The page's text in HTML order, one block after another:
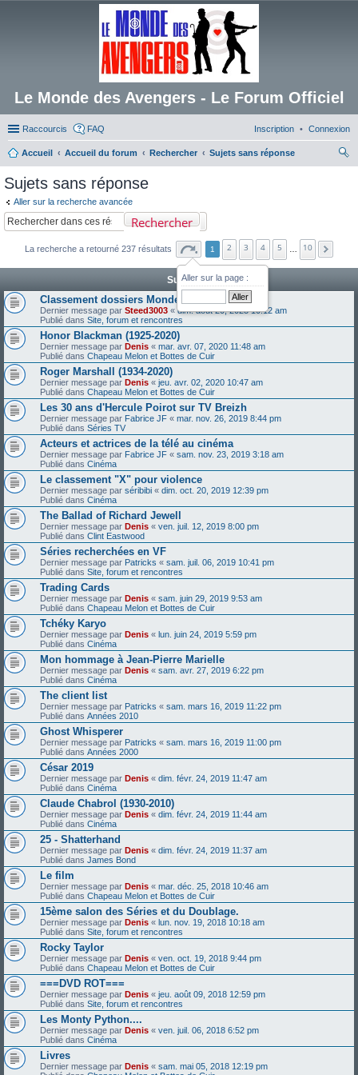
Le Monde des Avengers - Le Forum Officiel
Raccourcis FAQ Connexion
Inscription
Accueil Accueil du forum Rechercher
Sujets sans réponse
Sujets sans réponse
Aller sur la recherche avancée
Rechercher
La recherche a retourné 237 résultats
Aller sur la page :
1 2 3 4 5 10
Sujets
Classement dossiers Monde des Avengers
Dernier message par Steed3003 «dim. août 20, 2023 10:12 am
Publié dans Site, forum et rencontres
Honor Blackman (1925-2020)
Dernier message par Denis « mar. avr. 07, 2020 11:48 am
Publié dans Chapeau Melon et Bottes de Cuir
Roger Marshall (1934-2020)
Dernier message par Denis « jeu. avr. 02, 2020 10:47 am
Publié dans Chapeau Melon et Bottes de Cuir
Les 30 ans d'Hercule Poirot sur TV Breizh
Dernier message par Fabrice JF « mar. nov. 26, 2019 8:44 pm
Publié dans Séries TV
Acteurs et actrices de la télé au cinéma
Dernier message par Fabrice JF « sam. nov. 23, 2019 3:18 am
Publié dans Cinéma
Le classement "X" pour violence
Dernier message par séribibi « dim. oct. 20, 2019 12:39 pm
Publié dans Cinéma
The Ballad of Richard Jewell
Dernier message par Denis « ven. juil. 12, 2019 8:00 pm
Publié dans Clint Eastwood
Séries recherchées en VF
Dernier message par Patricks « sam. juil. 06, 2019 10:41 pm
Publié dans Site, forum et rencontres
Trading Cards
Dernier message par Denis « sam. juin 29, 2019 9:53 am
Publié dans Chapeau Melon et Bottes de Cuir
Tchéky Karyo
Dernier message par Denis « lun. juin 24, 2019 5:59 pm
Publié dans Cinéma
Mon hommage à Jean-Pierre Marielle
Dernier message par Denis « sam. avr. 27, 2019 6:22 pm
Publié dans Cinéma
The client list
Dernier message par Patricks « sam. mars 16, 2019 11:22 pm
Publié dans Années 2010
Ghost Whisperer
Dernier message par Patricks « sam. mars 16, 2019 11:00 pm
Publié dans Années 2000
César 2019
Dernier message par Denis « dim. févr. 24, 2019 11:47 am
Publié dans Cinéma
Claude Chabrol (1930-2010)
Dernier message par Denis « dim. févr. 24, 2019 11:44 am
Publié dans Cinéma
25 - Shatterhand
Dernier message par Denis « dim. févr. 24, 2019 11:37 am
Publié dans James Bond
Le film
Dernier message par Denis « mar. déc. 25, 2018 10:46 am
Publié dans Chapeau Melon et Bottes de Cuir
15ème salon des Séries et du Doublage.
Dernier message par Denis « lun. nov. 19, 2018 10:18 am
Publié dans Site, forum et rencontres
Rocky Taylor
Dernier message par Denis « ven. oct. 19, 2018 9:44 pm
Publié dans Chapeau Melon et Bottes de Cuir
===DVD ROT===
Dernier message par Denis « jeu. août 09, 2018 12:59 pm
Publié dans Site, forum et rencontres
Les Monty Python....
Dernier message par Denis « ven. juil. 06, 2018 6:52 pm
Publié dans Cinéma
Livres
Dernier message par Denis « sam. mai 05, 2018 12:19 pm